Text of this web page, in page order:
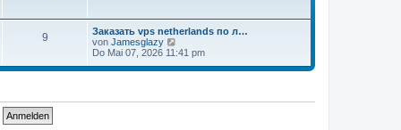
i
t
r
a
9
Заказать vps netherlands по л…
von Jamesglazy
e
e
e
Do Mai 07, 2026 11:41 pm